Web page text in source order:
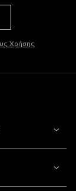
Χρήσης